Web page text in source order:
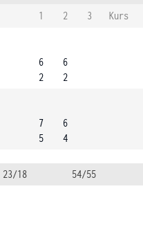
1 2 3
Kurs
6
2
6
2
7
5
6
4
23/18 54/55